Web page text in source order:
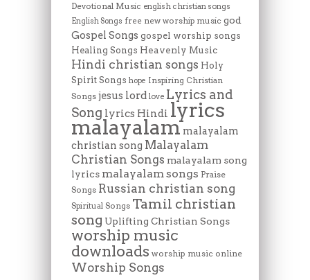
Devotional Music english christian songs
English Songs free new worship music god
Gospel Songs gospel worship songs
Healing Songs Heavenly Music
Hindi christian songs Holy
Spirit Songs hope Inspiring Christian
Songs jesus lord love Lyrics and
Song lyrics Hindi lyrics
malayalam malayalam
christian song Malayalam
Christian Songs malayalam song
lyrics malayalam songs Praise
Songs Russian christian song
Spiritual Songs Tamil christian
song Uplifting Christian Songs
worship music
downloads worship music online
Worship Songs